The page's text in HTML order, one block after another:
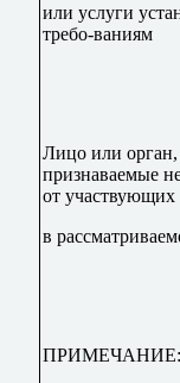
или услуги
требо-ваниям
Лицо или орган,
признаваемые
от участвующих
в
ПРИМЕЧАНИЕ: